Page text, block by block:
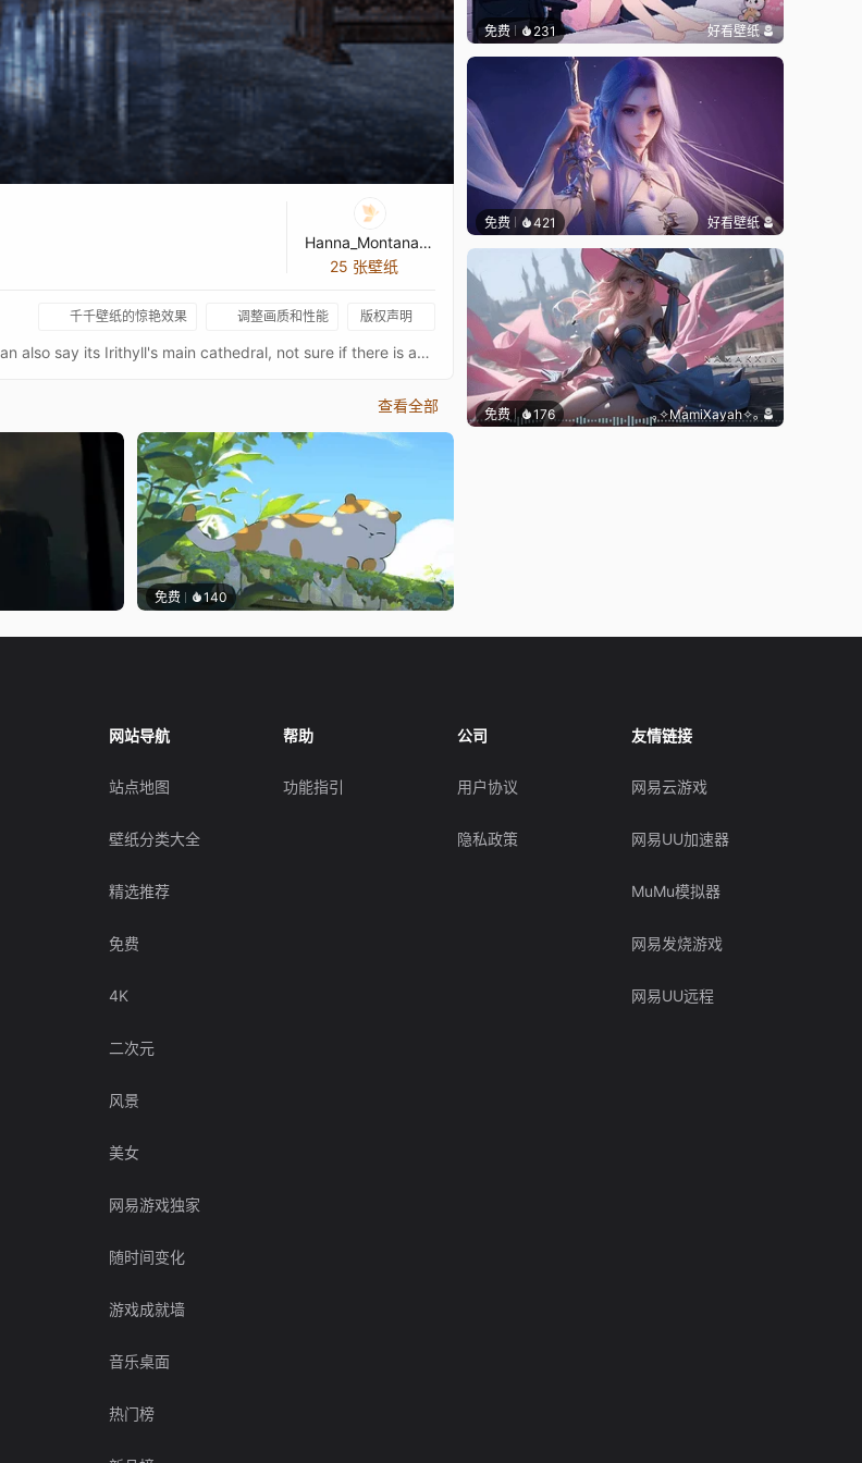
Hanna_Montana77
25 张壁纸
千千壁纸的惊艳效果 调整画质和性能 版权声明
Pontiff Sulyvahn's arena so to speak, from dark souls 3. I believe you can also say its Irithyll's main cathedral, not sure if there is any other official name for the location.Animation:Added God Rays to the windowsAdded fire to torches and bonfire.Added snow/particle effect to window light.Added some light fog to the foreground.Music: Might be bastardizing to some, but the music is from Bloodborne, the hunters dream.
查看全部
免费 140
免费 231 好看壁纸
免费 421 好看壁纸
免费 176 ｡✧MamiXayah✧｡
网站导航
站点地图
壁纸分类大全
精选推荐
免费
4K
二次元
风景
美女
网易游戏独家
随时间变化
游戏成就墙
音乐桌面
热门榜
帮助
功能指引
公司
用户协议
隐私政策
友情链接
网易云游戏
网易UU加速器
MuMu模拟器
网易发烧游戏
网易UU远程